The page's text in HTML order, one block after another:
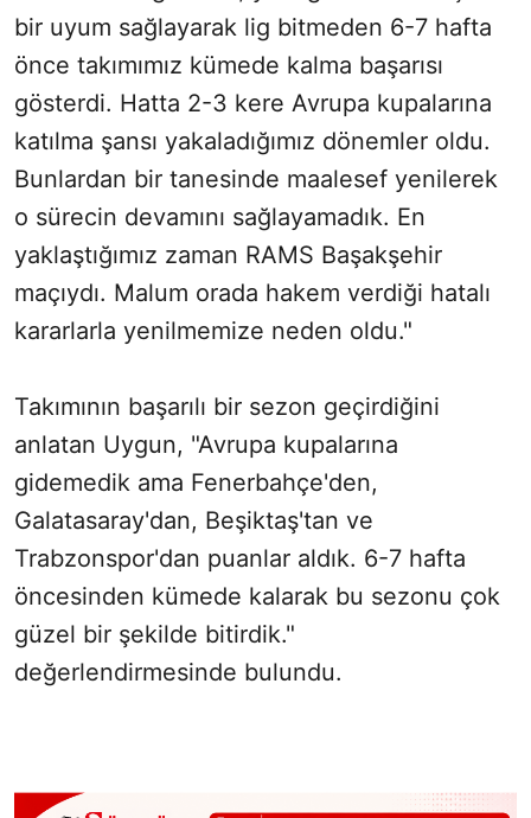
bir uyum sağlayarak lig bitmeden 6-7 hafta
önce takımımız kümede kalma başarısı
gösterdi. Hatta 2-3 kere Avrupa kupalarına
katılma şansı yakaladığımız dönemler oldu.
Bunlardan bir tanesinde maalesef yenilerek
o sürecin devamını sağlayamadık. En
yaklaştığımız zaman RAMS Başakşehir
maçıydı. Malum orada hakem verdiği hatalı
kararlarla yenilmemize neden oldu."
Takımının başarılı bir sezon geçirdiğini
anlatan Uygun, "Avrupa kupalarına
gidemedik ama Fenerbahçe'den,
Galatasaray'dan, Beşiktaş'tan ve
Trabzonspor'dan puanlar aldık. 6-7 hafta
öncesinden kümede kalarak bu sezonu çok
güzel bir şekilde bitirdik."
değerlendirmesinde bulundu.